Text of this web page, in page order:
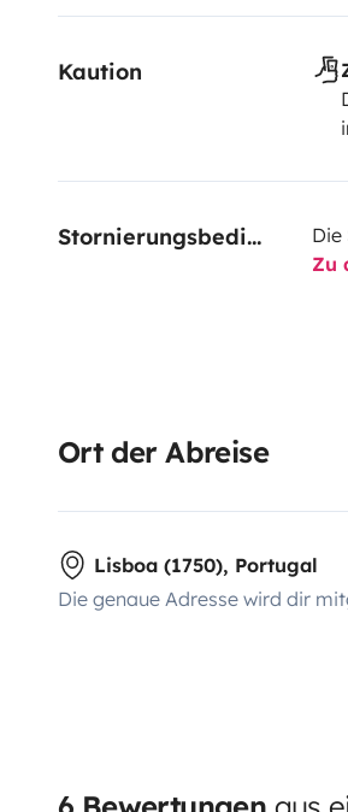
Kaution
Stornierungsbedingungen
Die
Zu
Ort der Abreise
Lisboa (1750), Portugal
Die genaue Adresse wird dir